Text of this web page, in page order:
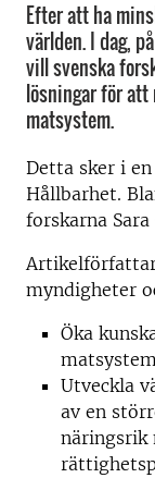
Efter att ha
världen. I dag,
vill svenska
lösningar för att
matsystem.
Detta sker i
Hållbarhet.
forskarna
myndigheter
Öka
Utveckla
av en
näringsrik